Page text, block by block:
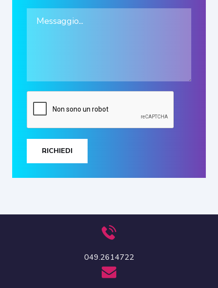
RICHIEDI
049.2614722